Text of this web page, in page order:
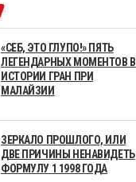
«СЕБ, ЭТО ГЛУПО!» ПЯТЬ
ЛЕГЕНДАРНЫХ МОМЕНТОВ В
ИСТОРИИ ГРАН ПРИ
МАЛАЙЗИИ
ЗЕРКАЛО ПРОШЛОГО, ИЛИ
ДВЕ ПРИЧИНЫ НЕНАВИДЕТЬ
ФОРМУЛУ 1 1998 ГОДА